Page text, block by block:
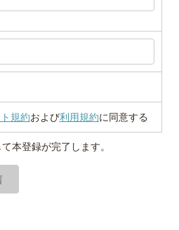
規約および利用規約に同意する
本登録が完了します。